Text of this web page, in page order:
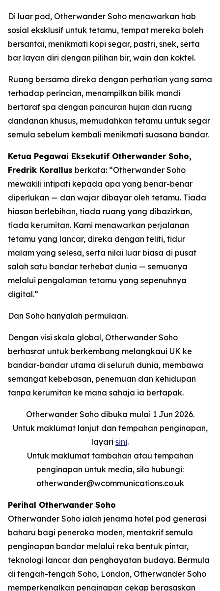
Di luar pod, Otherwander Soho menawarkan hab
sosial eksklusif untuk tetamu, tempat mereka boleh
bersantai, menikmati kopi segar, pastri, snek, serta
bar layan diri dengan pilihan bir, wain dan koktel.
Ruang bersama direka dengan perhatian yang sama
terhadap perincian, menampilkan bilik mandi
bertaraf spa dengan pancuran hujan dan ruang
dandanan khusus, memudahkan tetamu untuk segar
semula sebelum kembali menikmati suasana bandar.
Ketua Pegawai Eksekutif Otherwander Soho,
Fredrik Korallus berkata: “Otherwander Soho
mewakili intipati kepada apa yang benar-benar
diperlukan — dan wajar dibayar oleh tetamu. Tiada
hiasan berlebihan, tiada ruang yang dibazirkan,
tiada kerumitan. Kami menawarkan perjalanan
tetamu yang lancar, direka dengan teliti, tidur
malam yang selesa, serta nilai luar biasa di pusat
salah satu bandar terhebat dunia — semuanya
melalui pengalaman tetamu yang sepenuhnya
digital.”
Dan Soho hanyalah permulaan.
Dengan visi skala global, Otherwander Soho
berhasrat untuk berkembang melangkaui UK ke
bandar-bandar utama di seluruh dunia, membawa
semangat kebebasan, penemuan dan kehidupan
tanpa kerumitan ke mana sahaja ia bertapak.
Otherwander Soho dibuka mulai 1 Jun 2026.
Untuk maklumat lanjut dan tempahan penginapan,
layari sini.
Untuk maklumat tambahan atau tempahan
penginapan untuk media, sila hubungi:
otherwander@wcommunications.co.uk
Perihal Otherwander Soho
Otherwander Soho ialah jenama hotel pod generasi
baharu bagi peneroka moden, mentakrif semula
penginapan bandar melalui reka bentuk pintar,
teknologi lancar dan penghayatan budaya. Bermula
di tengah-tengah Soho, London, Otherwander Soho
memperkenalkan penginapan cekap berasaskan